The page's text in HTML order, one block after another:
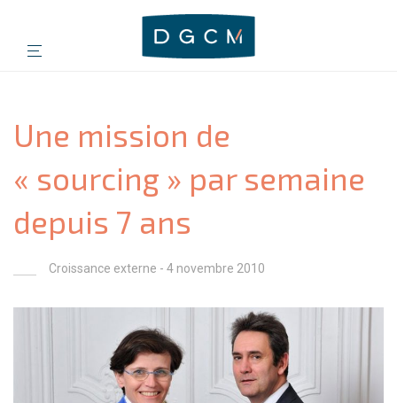
Une mission de
« sourcing » par semaine
depuis 7 ans
Croissance externe - 4 novembre 2010